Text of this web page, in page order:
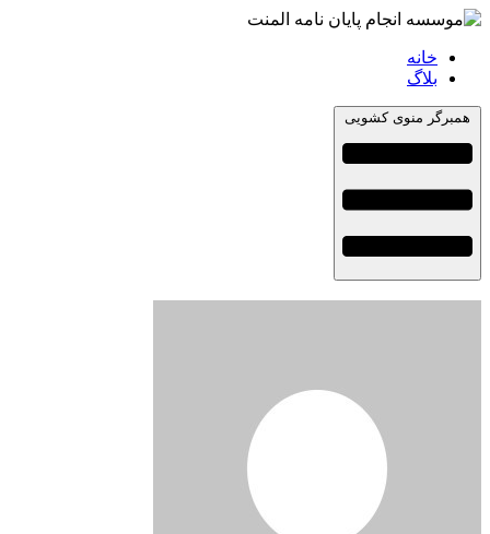
خانه
بلاگ
همبرگر منوی کشویی